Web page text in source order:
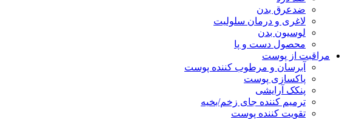
ضدعرق بدن
لاغری و درمان سلولیت
لوسیون بدن
محصول دست و پا
مراقبت از پوست
آبرسان و مرطوب کننده پوست
پاکسازی پوست
پنکک آرایشی
ترمیم کننده جای زخم/بخیه
تقویت کننده پوست